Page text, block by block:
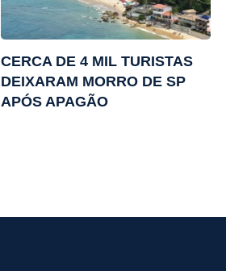
CERCA DE 4 MIL TURISTAS
DEIXARAM MORRO DE SP
APÓS APAGÃO